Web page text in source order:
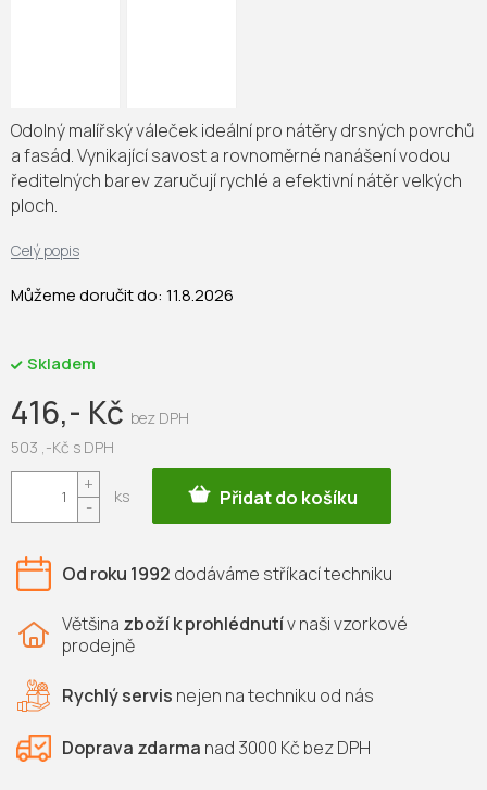
416,- Kč
503 ,-Kč s DPH
Měrná
Skladem
Můžeme doručit do: 11.8.2026
Přidat do košíku
Odolný malířský váleček ideální pro nátěry drsných povrchů
a fasád. Vynikající savost a rovnoměrné nanášení vodou
ředitelných barev zaručují rychlé a efektivní nátěr velkých
ploch.
Celý popis
Od roku 1992 dodáváme stříkací techniku
Většina zboží k prohlédnutív naši vzorkové
prodejně
Rychlý servis nejen natechniku od nás
Doprava zdarma nad 3000 Kč bez DPH